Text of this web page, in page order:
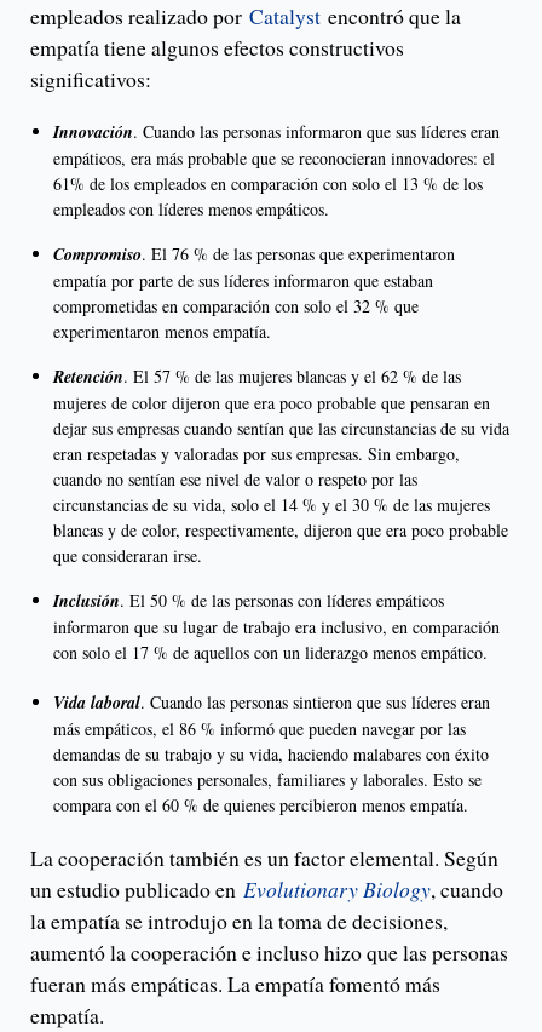
empleados realizado por Catalyst encontró que la
empatía tiene algunos efectos constructivos
significativos:
Innovación. Cuando las personas informaron que sus líderes eran
empáticos, era más probable que se reconocieran innovadores: el
61% de los empleados en comparación con solo el 13 % de los
empleados con líderes menos empáticos.
Compromiso. El 76 % de las personas que experimentaron
empatía por parte de sus líderes informaron que estaban
comprometidas en comparación con solo el 32 % que
experimentaron menos empatía.
Retención. El 57 % de las mujeres blancas y el 62 % de las
mujeres de color dijeron que era poco probable que pensaran en
dejar sus empresas cuando sentían que las circunstancias de su vida
eran respetadas y valoradas por sus empresas. Sin embargo,
cuando no sentían ese nivel de valor o respeto por las
circunstancias de su vida, solo el 14 % y el 30 % de las mujeres
blancas y de color, respectivamente, dijeron que era poco probable
que consideraran irse.
Inclusión. El 50 % de las personas con líderes empáticos
informaron que su lugar de trabajo era inclusivo, en comparación
con solo el 17 % de aquellos con un liderazgo menos empático.
Vida laboral. Cuando las personas sintieron que sus líderes eran
más empáticos, el 86 % informó que pueden navegar por las
demandas de su trabajo y su vida, haciendo malabares con éxito
con sus obligaciones personales, familiares y laborales. Esto se
compara con el 60 % de quienes percibieron menos empatía.
La cooperación también es un factor elemental. Según
un estudio publicado en Evolutionary Biology, cuando
la empatía se introdujo en la toma de decisiones,
aumentó la cooperación e incluso hizo que las personas
fueran más empáticas. La empatía fomentó más
empatía.